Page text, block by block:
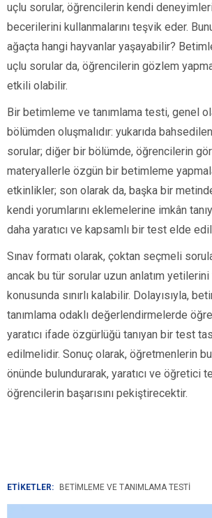
uçlu sorular, öğrencilerin kendi
becerilerini kullanmalarını teşvik eder.
ağaçta hangi hayvanlar yaşayabilir?
uçlu sorular da, öğrencilerin gözlem
etkili olabilir.
Bir betimleme ve tanımlama testi, genel
bölümden oluşmalıdır: yukarıda
sorular; diğer bir bölümde, öğrencilerin
materyallerle özgün bir betimleme
etkinlikler; son olarak da, başka bir
kendi yorumlarını eklemelerine imkân
daha yaratıcı ve kapsamlı bir test elde
Sınav formatı olarak, çoktan seçmeli
ancak bu tür sorular uzun anlatım
konusunda sınırlı kalabilir. Dolayısıyla,
tanımlama odaklı değerlendirmelerde
yaratıcı ifade özgürlüğü tanıyan bir test
edilmelidir. Sonuç olarak, öğretmenlerin
önünde bulundurarak, yaratıcı ve öğretici
öğrencilerin başarısını pekiştirecektir.
ETİKETLER: BETIMLEME VE TANIMLAMA TESTI